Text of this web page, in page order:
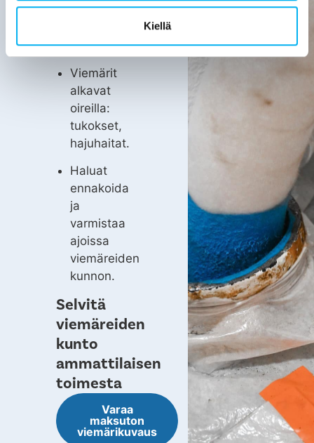
Kiellä
on yli 30
vanha.
Viemärit
alkavat
oireilla:
tukokset,
hajuhaitat.
Haluat
ennakoida
ja
varmistaa
ajoissa
viemäreiden
kunnon.
Selvitä
viemäreiden
kunto
ammattilaisen
toimesta
Varaa
maksuton
viemärikuvaus